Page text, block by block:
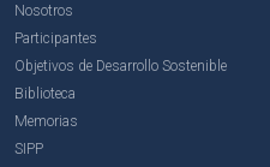
Nosotros
Participantes
Objetivos de Desarrollo Sostenible
Biblioteca
Memorias
SIPP